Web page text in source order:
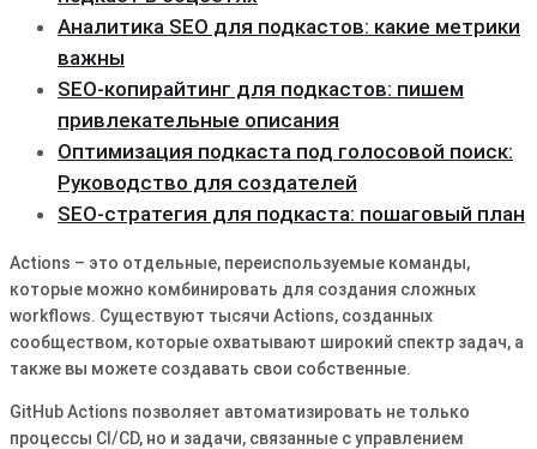
Аналитика SEO для подкастов: какие метрики
важны
SEO-копирайтинг для подкастов: пишем
привлекательные описания
Оптимизация подкаста под голосовой поиск:
Руководство для создателей
SEO-стратегия для подкаста: пошаговый план
Actions – это отдельные, переиспользуемые команды,
которые можно комбинировать для создания сложных
workflows. Существуют тысячи Actions, созданных
сообществом, которые охватывают широкий спектр задач, а
также вы можете создавать свои собственные.
GitHub Actions позволяет автоматизировать не только
процессы CI/CD, но и задачи, связанные с управлением